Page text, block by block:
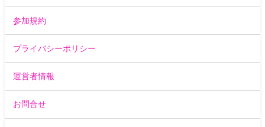
参加規約
プライバシーポリシー
運営者情報
お問合せ